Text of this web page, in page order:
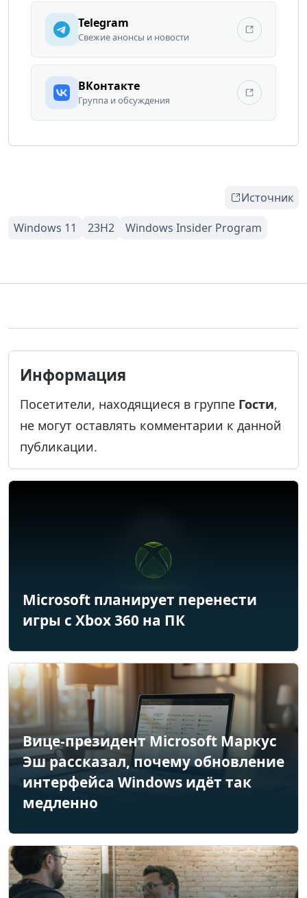
Telegram
Свежие анонсы и новости
ВКонтакте
Группа и обсуждения
Источник
Информация
Посетители, находящиеся в группе Гости,
не могут оставлять комментарии к данной
публикации.
Microsoft планирует перенести
игры с Xbox 360 на ПК
Вице-президент Microsoft Маркус
Эш рассказал, почему обновление
интерфейса Windows идёт так
медленно